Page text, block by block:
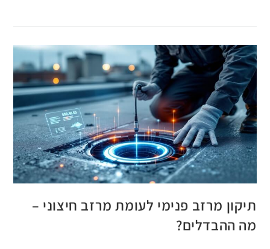
תיקון מרזב פנימי לעומת מרזב חיצוני –
מה ההבדלים?